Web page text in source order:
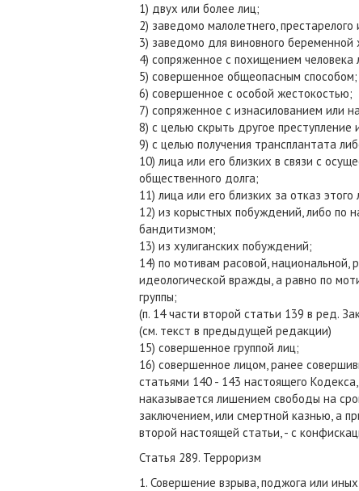
1) двух или более лиц;
2) заведомо малолетнего,
3) заведомо для виновного
4) сопряженное с похищением человека
5) совершенное общеопасным способом;
6) совершенное с особой жестокостью;
7) сопряженное с изнасилованием или
8) с целью скрыть другое преступление
9) с целью получения трансплантата
10) лица или его близких в связи с
общественного долга;
11) лица или его близких за отказ
12) из корыстных побуждений, либо по
бандитизмом;
13) из хулиганских побуждений;
14) по мотивам расовой, национальной,
идеологической вражды, а равно по
группы;
(п. 14 части второй статьи 139 в ред.
(см. текст в предыдущей редакции)
15) совершенное группой лиц;
16) совершенное лицом, ранее
статьями 140 - 143 настоящего
наказывается лишением свободы на
заключением, или смертной казнью, а
второй настоящей статьи, - с
Статья 289. Терроризм
1. Совершение взрыва, поджога или